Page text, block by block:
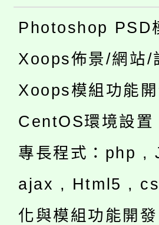
Photoshop PSD
Xoops佈景/網站/
Xoops模組功能
CentOS環境設
專長程式：php
ajax , Html5 ,
化與模組功能開發